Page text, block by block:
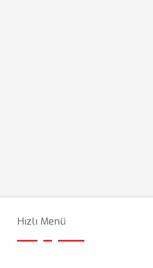
Hızlı Menü